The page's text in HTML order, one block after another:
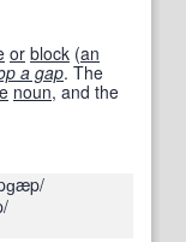
or block (an
a gap. The
noun, and the